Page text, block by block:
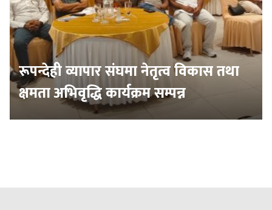
रूपन्देही व्यापार संघमा नेतृत्व विकास तथा
क्षमता अभिवृद्धि कार्यक्रम सम्पन्न